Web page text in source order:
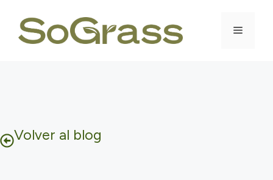
Volver al blog